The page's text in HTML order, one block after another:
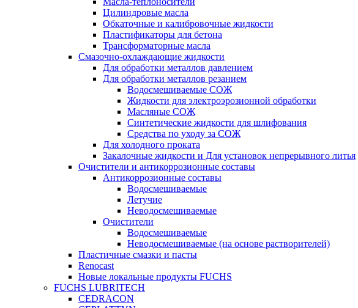
Цилиндровые масла
Обкаточные и калибровочные жидкости
Пластификаторы для бетона
Трансформаторные масла
Смазочно-охлаждающие жидкости
Для обработки металлов давлением
Для обработки металлов резанием
Водосмешиваемые СОЖ
Жидкости для электроэрозионной обработки
Масляные СОЖ
Синтетические жидкости для шлифования
Средства по уходу за СОЖ
Для холодного проката
Закалочные жидкости и Для установок непрерывного литья
Очистители и антикоррозионные составы
Антикоррозионные составы
Водосмешиваемые
Летучие
Неводосмешиваемые
Очистители
Водосмешиваемые
Неводосмешиваемые (на основе растворителей)
Пластичные смазки и пасты
Renocast
Новые локальные продукты FUCHS
FUCHS LUBRITECH
CEDRACON